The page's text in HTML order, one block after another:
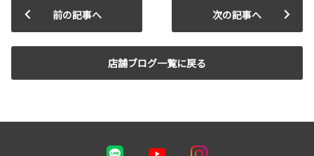
前の記事へ
店舗ブログ一覧に戻る
次の記事へ